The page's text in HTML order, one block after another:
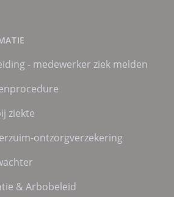
- medewerker ziek melden
ziekte
ontzorgverzekering
& Arbobeleid